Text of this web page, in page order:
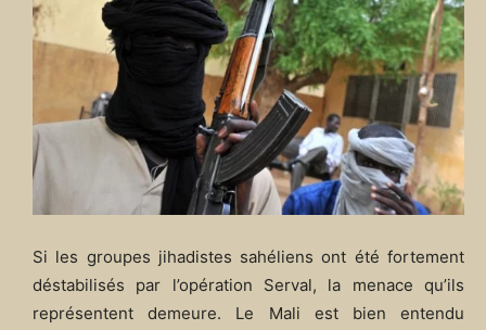
Si les groupes jihadistes sahéliens ont été fortement
déstabilisés par l’opération Serval, la menace qu’ils
représentent demeure. Le Mali est bien entendu